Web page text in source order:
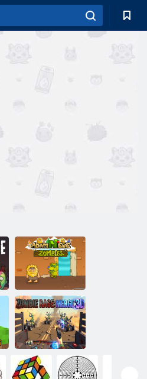
Adam a Eva:
Zombie